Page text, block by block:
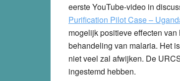
eerste YouTube-video in
Purification Pilot Case –
mogelijk positieve effecten
behandeling van malaria. Het
niet veel zal afwijken. De
ingestemd hebben.